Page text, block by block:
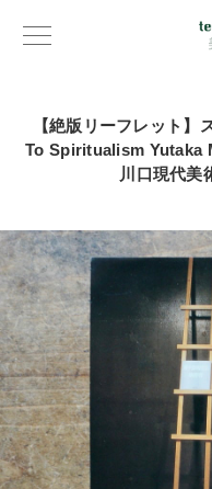
【絶版リーフレット
To Spiritualism Yutaka
川口現代美